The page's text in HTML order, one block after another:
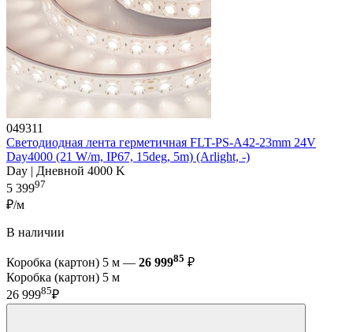
049311
Светодиодная лента герметичная FLT-PS-A42-23mm 24V
Day4000 (21 W/m, IP67, 15deg, 5m) (Arlight, -)
Day | Дневной 4000 K
5 39997
₽/м
В наличии
Коробка (картон) 5 м — 26 99985 ₽
Коробка (картон) 5 м
26 99985₽